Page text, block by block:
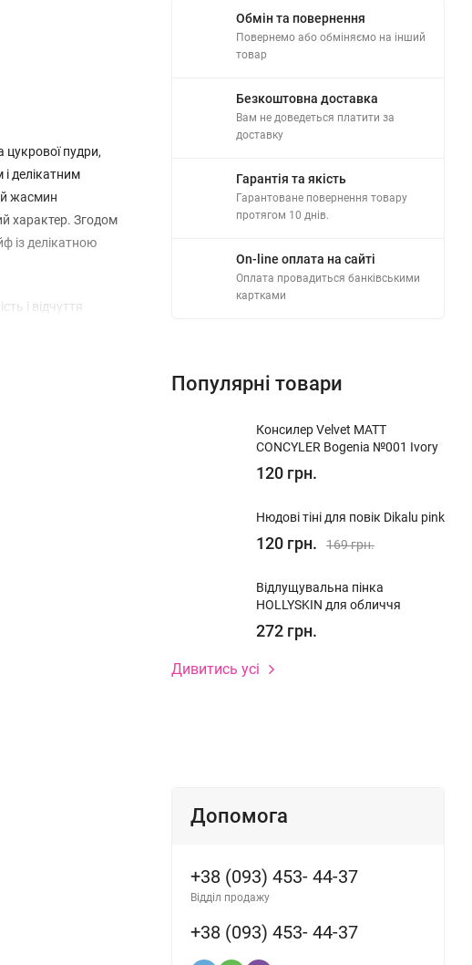
пудри,
делікатним
жасмин
характер. Згодом
із делікатною
і відчуття
настрій, до
Обмін та повернення
Повернемо або обміняємо на інший
товар
Безкоштовна доставка
Вам не доведеться платити за
доставку
Гарантія та якість
Гарантоване повернення товару
протягом 10 днів.
On-line оплата на сайті
Оплата провадиться банківськими
картками
Популярні товари
Консилер Velvet MATT
CONCYLER Bogenia №001 Ivory
120 грн.
Нюдові тіні для повік Dikalu pink
120 грн. 169 грн.
Відлущувальна пінка
HOLLYSKIN для обличчя
272 грн.
Дивитись усі
Допомога
+38 (093) 453- 44-37
Відділ продажу
+38 (093) 453- 44-37